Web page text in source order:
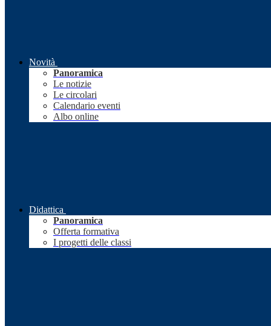
Novità
Panoramica
Le notizie
Le circolari
Calendario eventi
Albo online
Didattica
Panoramica
Offerta formativa
I progetti delle classi